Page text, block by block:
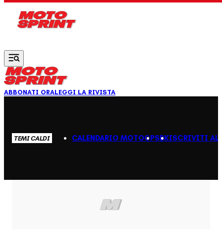
ABBONATI ORALEGGI LA RIVISTA
TEMI CALDI CALENDARIO MOTOGPSBKISCRIVITI AL